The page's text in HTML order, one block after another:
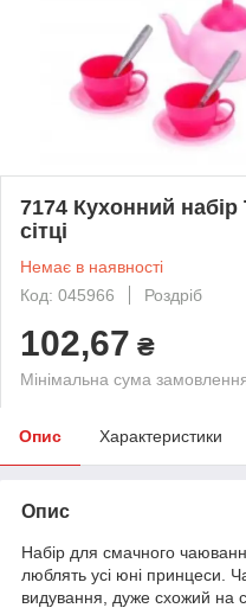
7174 Кухонний набір
сітці
Немає в наявності
Код: 045966
Роздріб
102,67 ₴
Мінімальна сума
Опис Характеристики
Опис
Набір для смачного
люблять усі юні принцеси.
видування, дуже схожий на